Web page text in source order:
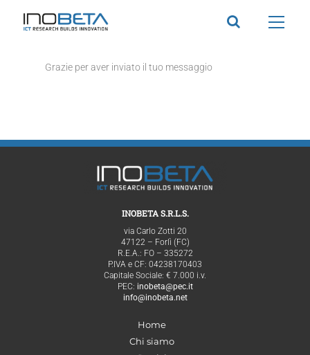
contenuto
Grazie per aver inviato il tuo messaggio
INOBETA S.R.L.S.
via Carlo Zotti 20
47122 – Forlì (FC)
R.E.A.: FO – 335272
P.IVA e CF: 04238170403
Capitale Sociale: € 7.000 i.v.
PEC: inobeta@pec.it
info@inobeta.net
Home
Chi siamo